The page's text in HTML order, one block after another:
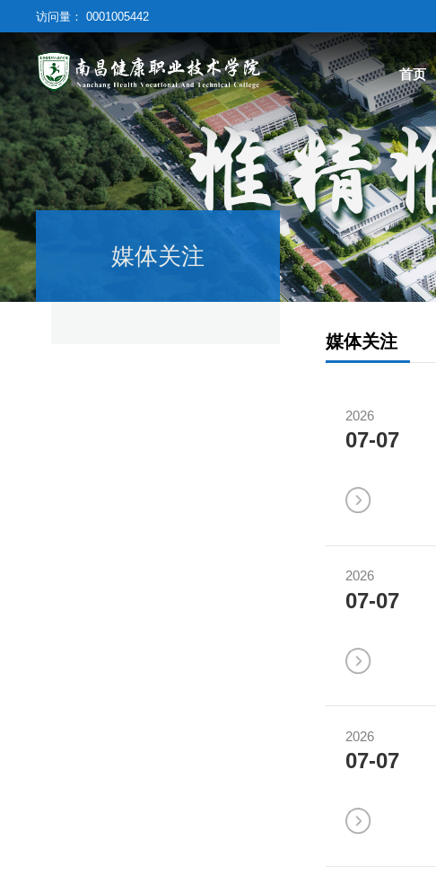
访问量：0001005442
首页
媒体关注
媒体关注
2026
07-07
2026
07-07
2026
07-07